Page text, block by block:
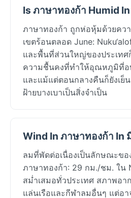
Is ภาษาทองก้า Humid
ภาษาทองก้า ถูกห่อหุ้มด้วยค
เขตร้อนตลอด June:
และพื้นที่ส่วนใหญ่ของประเทศ
ความชื้นคงที่ทำให้อุณหภูมิที่
และแม้แต่ตอนกลางคืนก็ยังเย็น
ฝ้ายบางเบาเป็นสิ่งจำเป็น
Wind In ภาษาทองก้า In
ลมที่พัดต่อเนื่องเป็นลักษณะขอ
ภาษาทองก้า: 29 กม./ชม. ใน
สม่ำเสมอทั่วประเทศ สภาพอา
แล่นเรือและกีฬาลมอื่นๆ แต่อา